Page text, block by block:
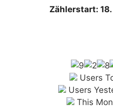
Zählerstart:
Users
Users
This